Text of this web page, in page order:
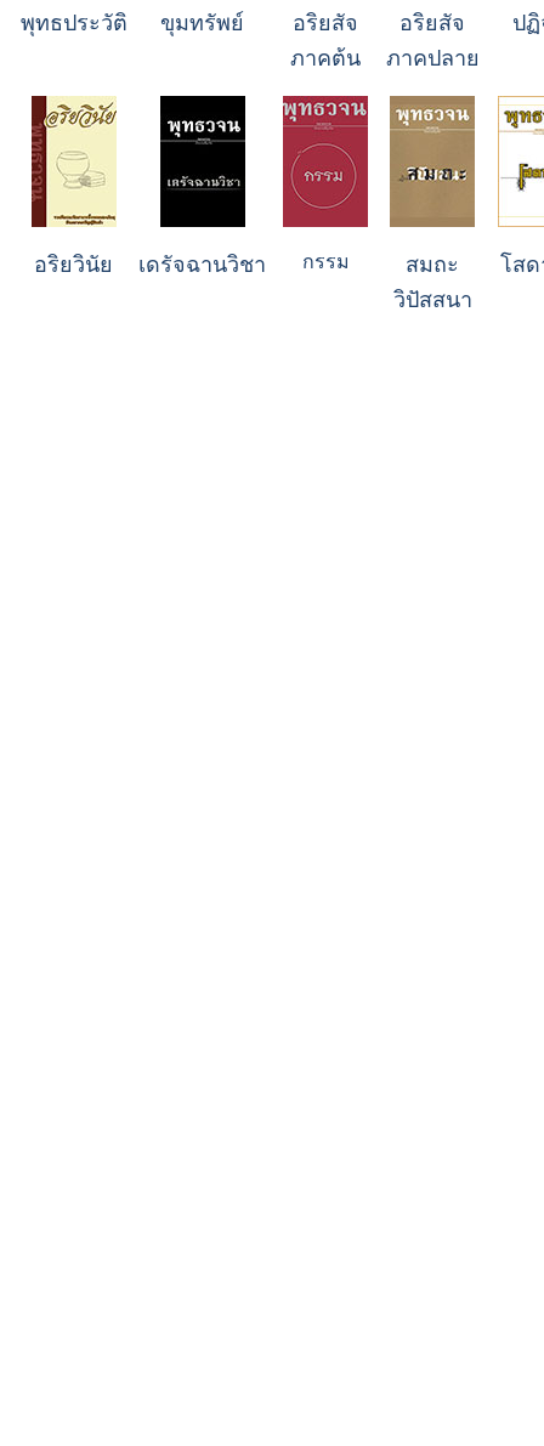
พุทธประวัติ ขุมทรัพย์
อริยสัจ
ภาคต้น
อริยสัจ
ภาคปลาย
ป
อริยวินัย เดรัจฉานวิชา กรรม
สมถะ
วิปัสสนา
โส